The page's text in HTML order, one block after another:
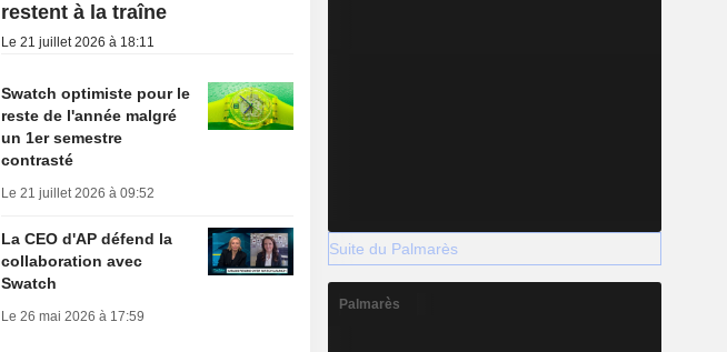
restent à la traîne
Le 21 juillet 2026 à 18:11
Swatch optimiste pour le
reste de l'année malgré
un 1er semestre
contrasté
Le 21 juillet 2026 à 09:52
La CEO d'AP défend la
collaboration avec
Swatch
Le 26 mai 2026 à 17:59
Suite du Palmarès
Palmarès